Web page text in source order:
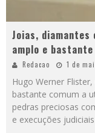
Joias, diamantes
amplo e
Redacao 1 de
Hugo Werner
bastante comum a
pedras preciosas
e execuções